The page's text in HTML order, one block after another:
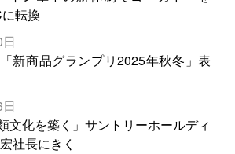
転換
新商品グランプリ2025年秋冬」表
文化を築く」サントリーホールディ
社長にきく